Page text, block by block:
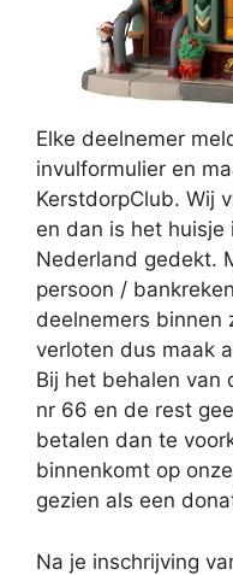
Elke deelnemer
invulformulier en
KerstdorpClub. Wij
en dan is het
Nederland gedekt.
persoon /
deelnemers binnen
verloten dus maak
Bij het behalen van
nr 66 en de rest
betalen dan te
binnenkomt op
gezien als een
Na je inschrijving